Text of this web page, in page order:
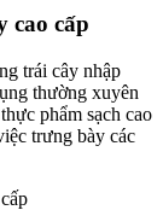
cao cấp
trái cây nhập
thường xuyên
phẩm sạch cao
trưng bày các